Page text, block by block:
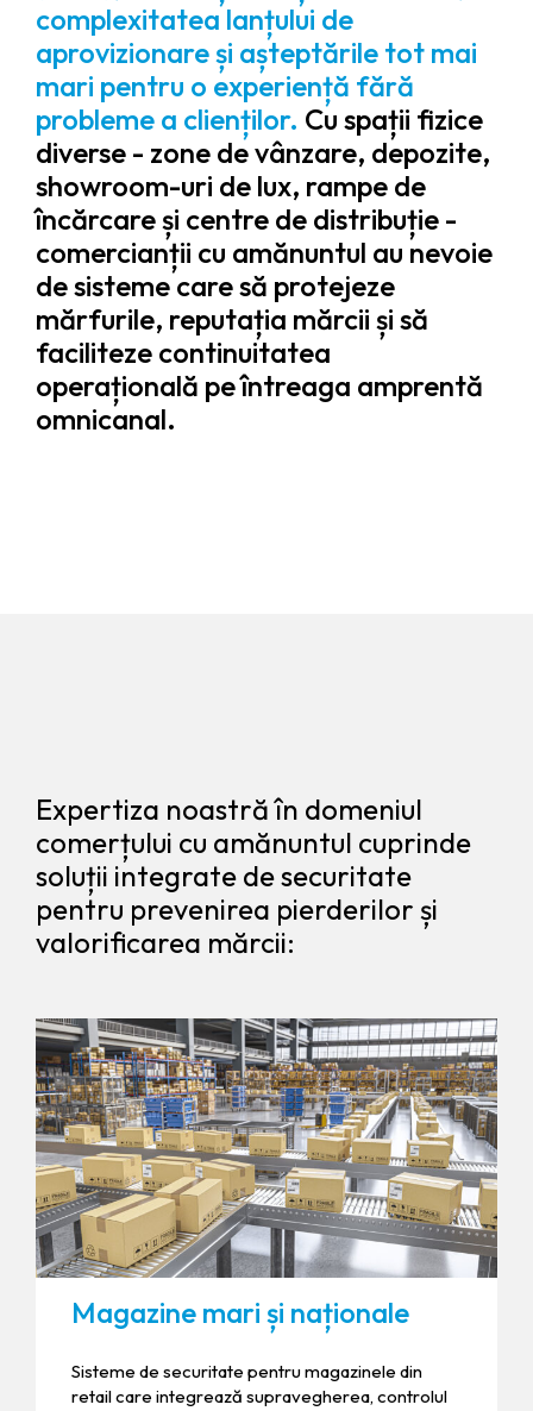
complexitatea lanțului de
aprovizionare și așteptările tot mai
mari pentru o experiență fără
probleme a clienților. Cu spații fizice
diverse - zone de vânzare, depozite,
showroom-uri de lux, rampe de
încărcare și centre de distribuție -
comercianții cu amănuntul au nevoie
de sisteme care să protejeze
mărfurile, reputația mărcii și să
faciliteze continuitatea
operațională pe întreaga amprentă
omnicanal.
Expertiza noastră în domeniul
comerțului cu amănuntul cuprinde
soluții integrate de securitate
pentru prevenirea pierderilor și
valorificarea mărcii:
Magazine mari și naționale
Sisteme de securitate pentru magazinele din
retail care integrează supravegherea, controlul